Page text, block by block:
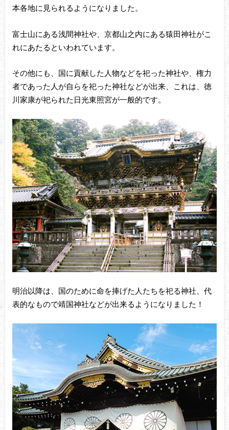
本各地に見られるようになりました。
富士山にある浅間神社や、京都山之内にある猿田神社がこ
れにあたるといわれています。
その他にも、国に貢献した人物などを祀った神社や、権力
者であった人が自らを祀った神社などが出来、これは、徳
川家康が祀られた日光東照宮が一般的です。
明治以降は、国のために命を捧げた人たちを祀る神社、代
表的なもので靖国神社などが出来るようになりました！